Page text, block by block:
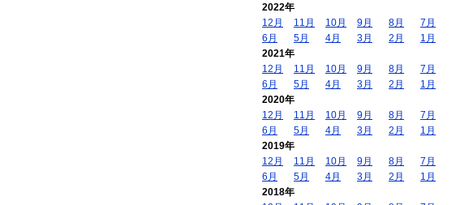
2022年
12月
11月 10月 9月 8月
7月
6月
5月 4月 3月 2月
1月
2021年
12月
11月 10月 9月 8月
7月
6月
5月 4月 3月 2月
1月
2020年
12月
11月 10月 9月 8月
7月
6月
5月 4月 3月 2月
1月
2019年
12月
11月 10月 9月 8月
7月
6月
5月 4月 3月 2月
1月
2018年